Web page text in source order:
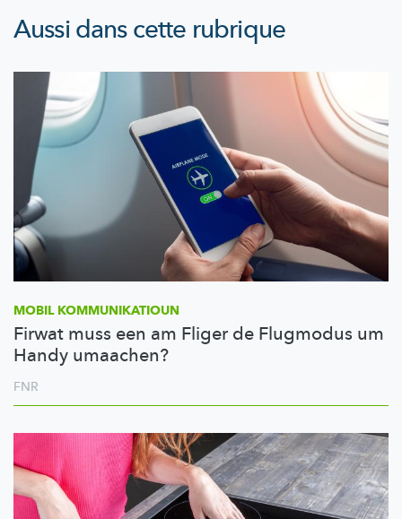
Aussi dans cette rubrique
MOBIL KOMMUNIKATIOUN
Firwat muss een am Fliger de Flugmodus um
Handy umaachen?
FNR